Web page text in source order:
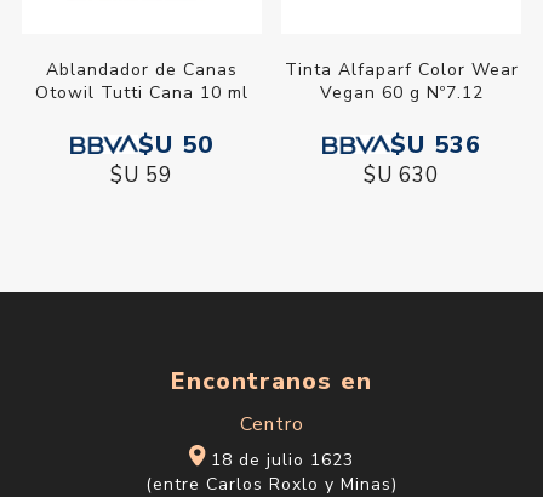
Ablandador de Canas
Otowil Tutti Cana 10 ml
$U 50
$U 59
Tinta Alfaparf Color Wear
Vegan 60 g Nº7.12
$U 536
$U 630
Encontranos en
Centro
18 de julio 1623
(entre Carlos Roxlo y Minas)